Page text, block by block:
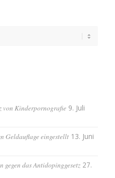
von Kinderpornografie 9. Juli
Geldauflage eingestellt 13. Juni
gegen das Antidopinggesetz 27.